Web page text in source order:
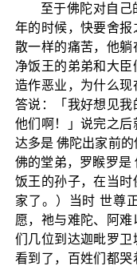
至于佛陀对自
年的时候，快要舍
散一样的痛苦，他
净饭王的弟弟和大
造作恶业，为什么现
答说：「我好想见
他们啊！」说完之
达多是 佛陀出家前
佛的堂弟，罗睺罗是
饭王的孙子，在当
家了。）当时 世尊
愿，祂与难陀、阿
们几位到达迦毗罗
看到了，百姓们都